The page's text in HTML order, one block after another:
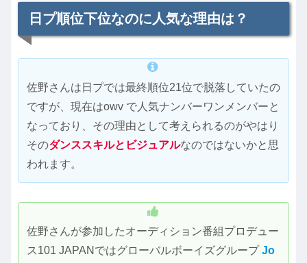
日プ順位下位なのに人気な理由は？
佐野さんは日プでは最終順位21位で脱落していたの
ですが、現在はowv で人気ナンバーワンメンバーと
なっており、その理由として考えられるのがやはり
そのダンススキルとビジュアルなのではないかと思
われます。
佐野さんが参加したオーディション番組プロデュー
ス101 JAPANではグローバルボーイズグループJo